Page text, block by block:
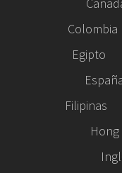
Colombia
Egipto
Filipinas